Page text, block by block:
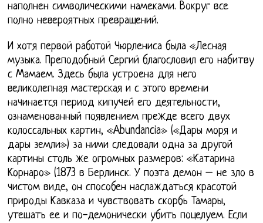
наполнен символическими намеками. Вокруг все
полно невероятных превращений.
И хотя первой работой Чюрлениса была «Лесная
музыка. Преподобный Сергий благословил его набитву
с Мамаем. Здесь была устроена для него
великолепная мастерская и с этого времени
начинается период кипучей его деятельности,
ознаменованный появлением прежде всего двух
колоссальных картин, «Abundancia» («Дары моря и
дары земли») за ними следовали одна за другой
картины столь же огромных размеров: «Катарина
Корнаро» (1873 в Берлинск. У поэта демон – не зло в
чистом виде, он способен наслаждаться красотой
природы Кавказа и чувствовать скорбь Тамары,
утешать ее и по-демонически убить поцелуем. Если